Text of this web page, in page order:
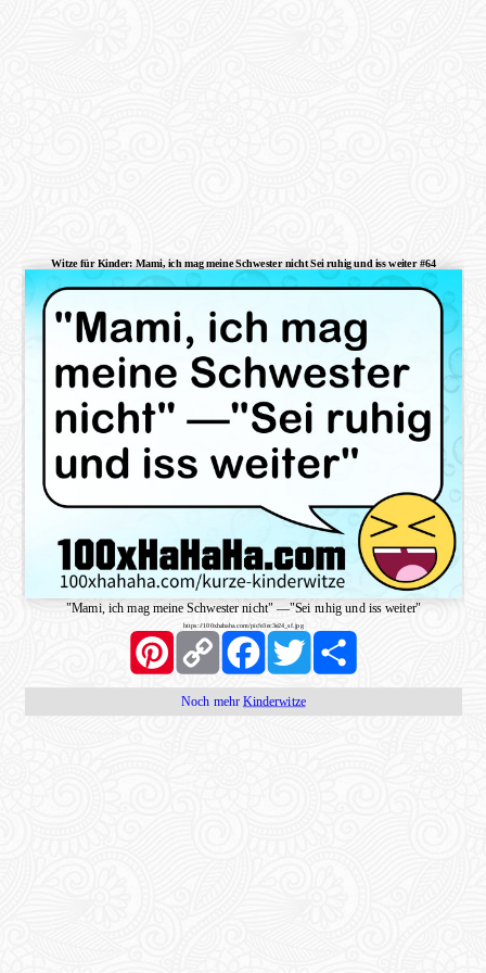
Witze für Kinder: Mami, ich mag meine Schwester nicht Sei ruhig und iss weiter #64
"Mami, ich mag meine Schwester nicht" —"Sei ruhig und iss weiter"
https://100xhahaha.com/pic!e3ec3e24_sf.jpg
PinterestCopy
Link
FacebookTwitter Share
Noch mehr Kinderwitze